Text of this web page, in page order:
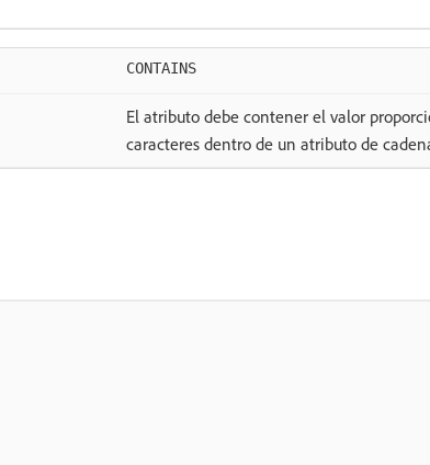
CONTAINS
El atributo debe contener el valor
caracteres dentro de un atributo de